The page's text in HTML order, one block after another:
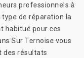
professionnels à
de réparation la
habitué pour ces
Sur Ternoise vous
des résultats